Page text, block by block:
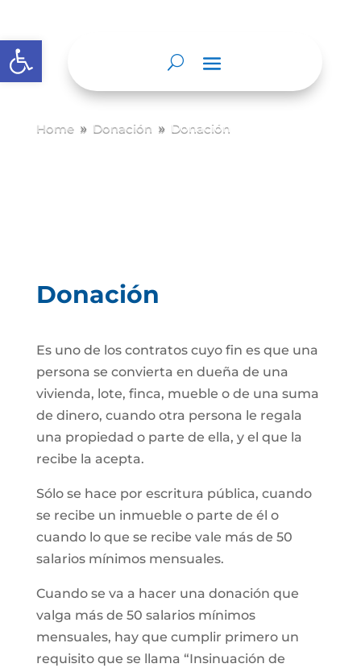
Abrir barra de herramientas
Home 9 Donación 9 Donación
Donación
Es uno de los contratos cuyo fin es que una
persona se convierta en dueña de una
vivienda, lote, finca, mueble o de una suma
de dinero, cuando otra persona le regala
una propiedad o parte de ella, y el que la
recibe la acepta.
Sólo se hace por escritura pública, cuando
se recibe un inmueble o parte de él o
cuando lo que se recibe vale más de 50
salarios mínimos mensuales.
Cuando se va a hacer una donación que
valga más de 50 salarios mínimos
mensuales, hay que cumplir primero un
requisito que se llama “Insinuación de